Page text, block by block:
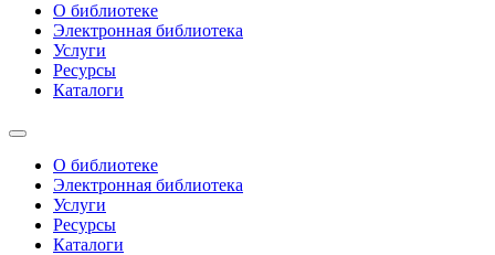
О библиотеке
Электронная библиотека
Услуги
Ресурсы
Каталоги
О библиотеке
Электронная библиотека
Услуги
Ресурсы
Каталоги